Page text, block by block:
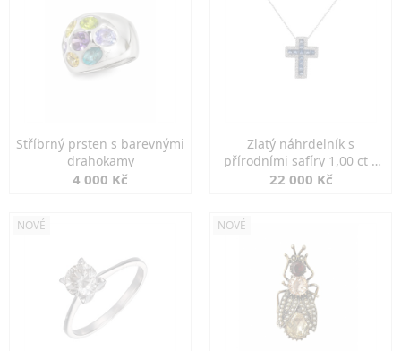
Stříbrný prsten s barevnými
drahokamy
4 000 Kč
Zlatý náhrdelník s
přírodními safíry 1,00 ct a
diamanty
22 000 Kč
NOVÉ NOVÉ